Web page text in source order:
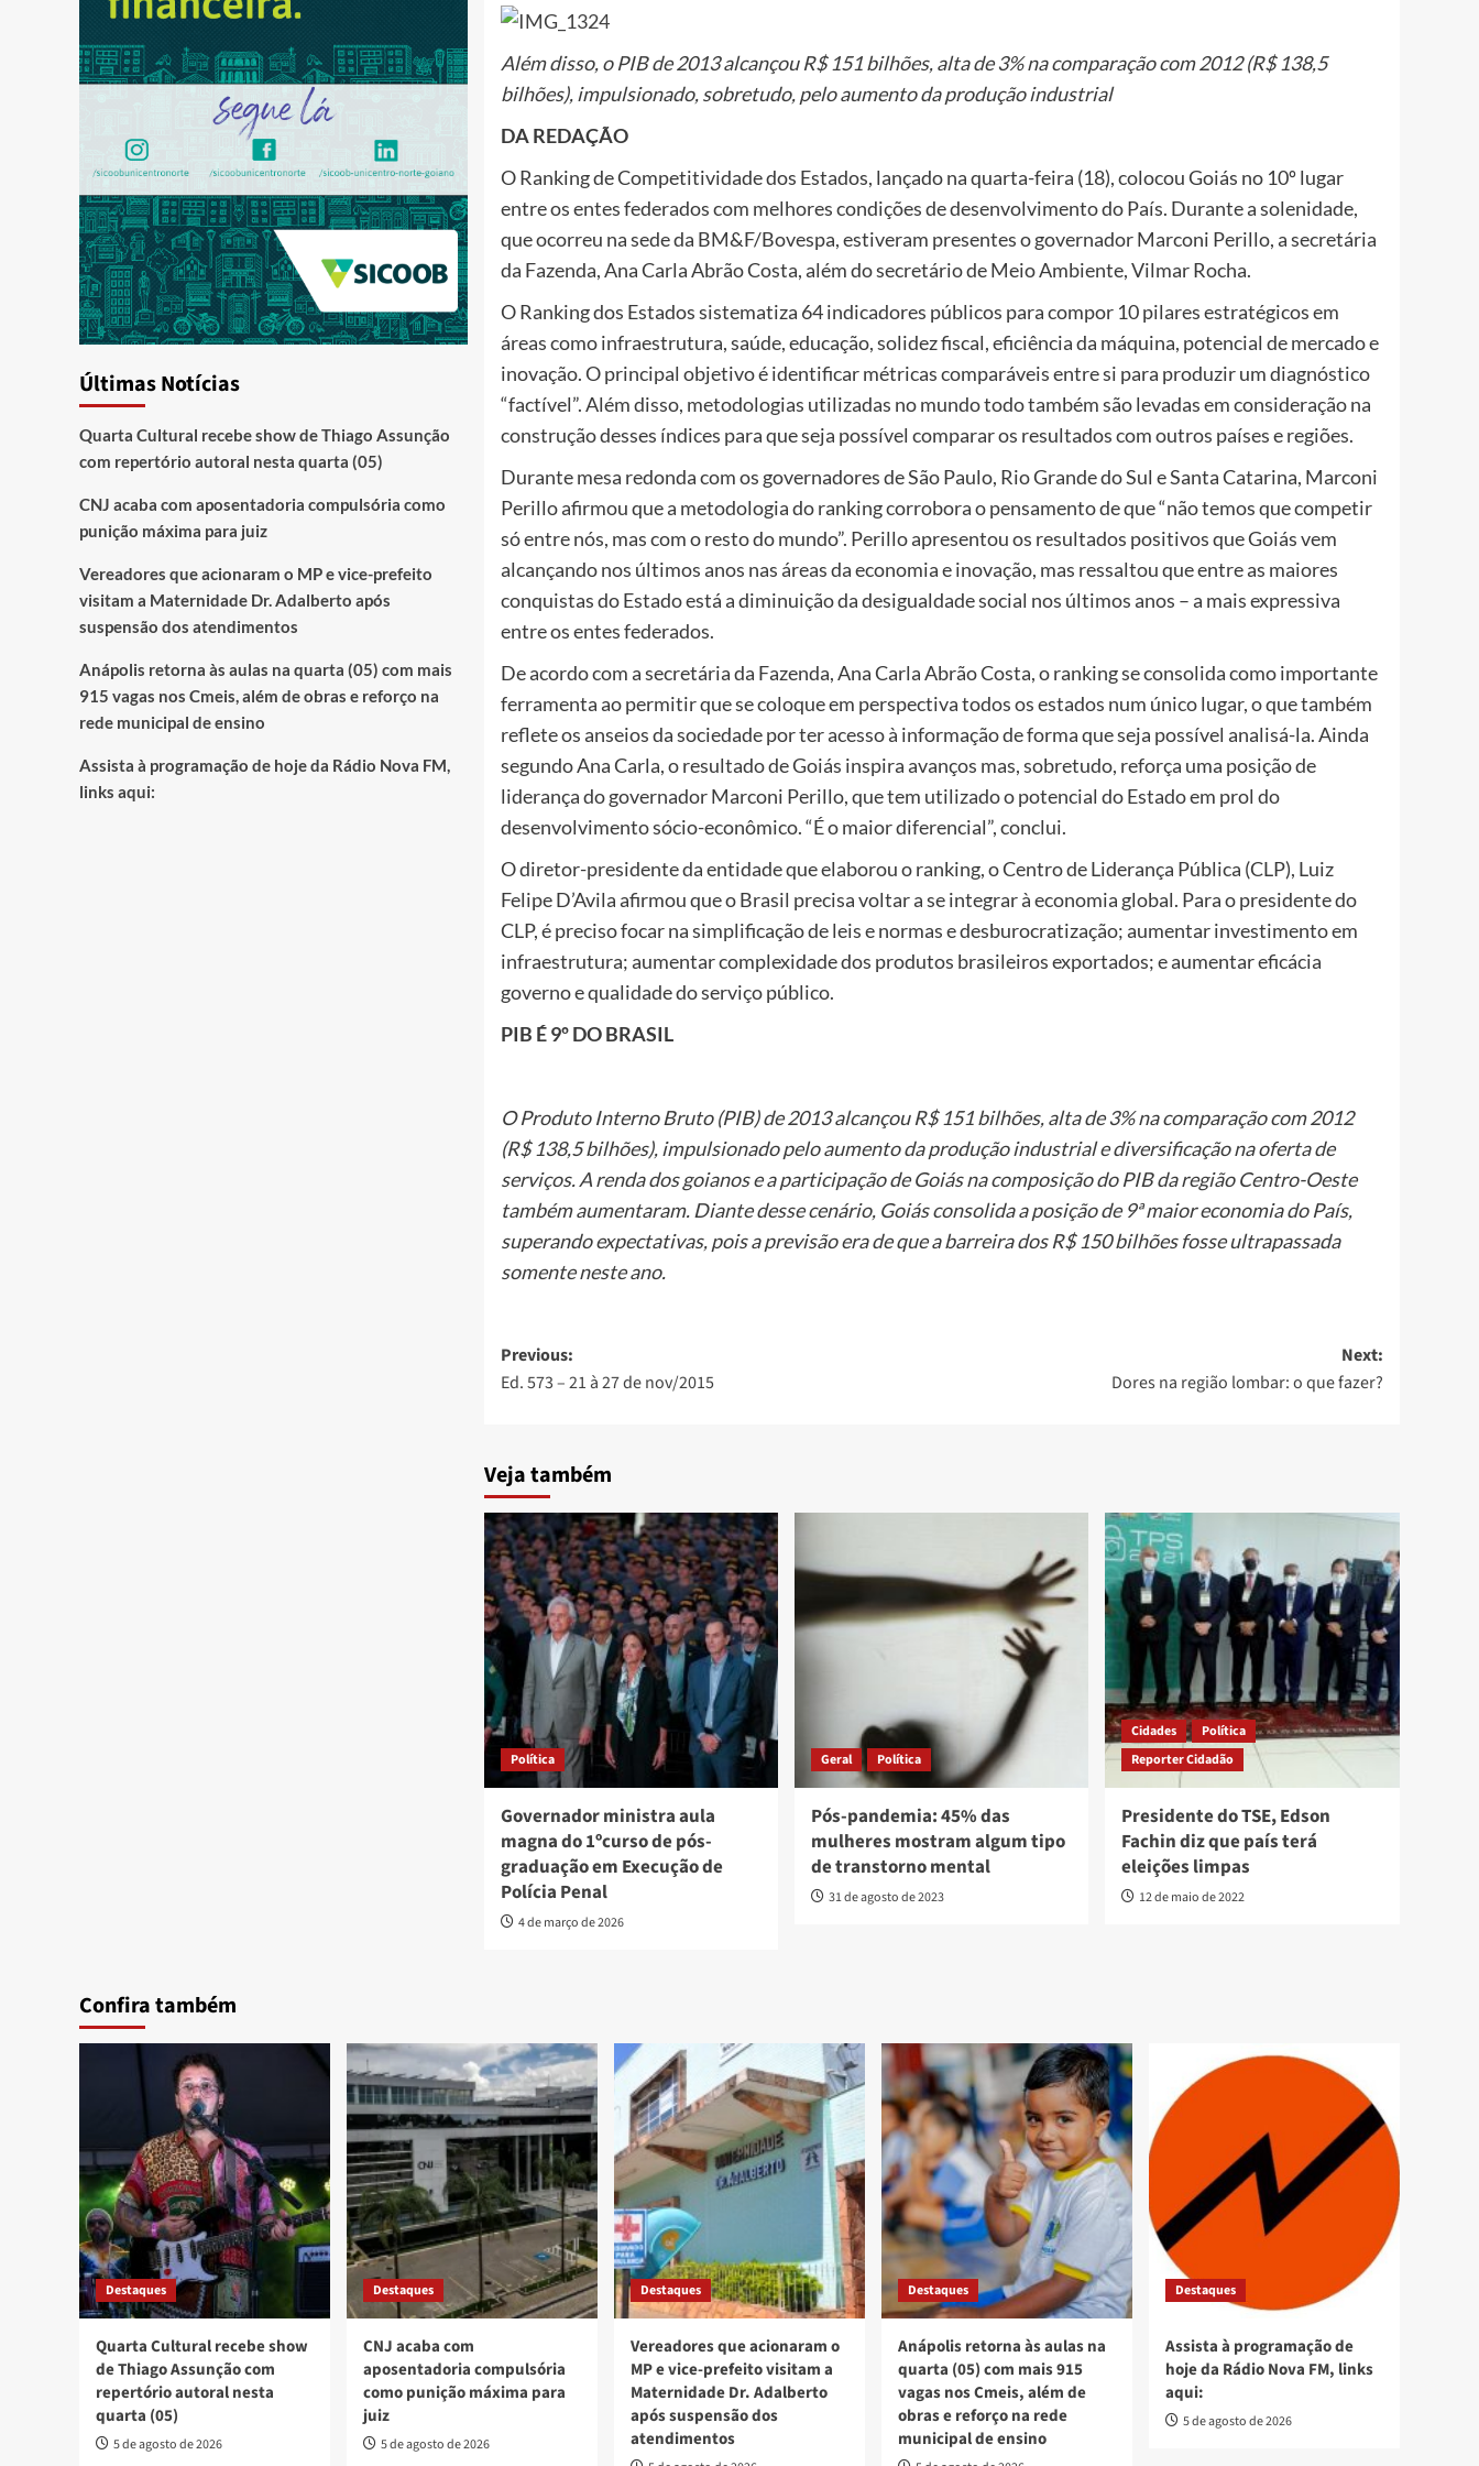
Além disso, o PIB de 2013 alcançou R$ 151 bilhões, alta de 3% na comparação com 2012 (R$ 138,5
bilhões), impulsionado, sobretudo, pelo aumento da produção industrial
DA REDAÇÃO
O Ranking de Competitividade dos Estados, lançado na quarta-feira (18), colocou Goiás no 10º lugar
entre os entes federados com melhores condições de desenvolvimento do País. Durante a solenidade,
que ocorreu na sede da BM&F/Bovespa, estiveram presentes o governador Marconi Perillo, a secretária
da Fazenda, Ana Carla Abrão Costa, além do secretário de Meio Ambiente, Vilmar Rocha.
O Ranking dos Estados sistematiza 64 indicadores públicos para compor 10 pilares estratégicos em
áreas como infraestrutura, saúde, educação, solidez fiscal, eficiência da máquina, potencial de mercado e
inovação. O principal objetivo é identificar métricas comparáveis entre si para produzir um diagnóstico
“factível”. Além disso, metodologias utilizadas no mundo todo também são levadas em consideração na
construção desses índices para que seja possível comparar os resultados com outros países e regiões.
Durante mesa redonda com os governadores de São Paulo, Rio Grande do Sul e Santa Catarina, Marconi
Perillo afirmou que a metodologia do ranking corrobora o pensamento de que “não temos que competir
só entre nós, mas com o resto do mundo”. Perillo apresentou os resultados positivos que Goiás vem
alcançando nos últimos anos nas áreas da economia e inovação, mas ressaltou que entre as maiores
conquistas do Estado está a diminuição da desigualdade social nos últimos anos – a mais expressiva
entre os entes federados.
De acordo com a secretária da Fazenda, Ana Carla Abrão Costa, o ranking se consolida como importante
ferramenta ao permitir que se coloque em perspectiva todos os estados num único lugar, o que também
reflete os anseios da sociedade por ter acesso à informação de forma que seja possível analisá-la. Ainda
segundo Ana Carla, o resultado de Goiás inspira avanços mas, sobretudo, reforça uma posição de
liderança do governador Marconi Perillo, que tem utilizado o potencial do Estado em prol do
desenvolvimento sócio-econômico. “É o maior diferencial”, conclui.
O diretor-presidente da entidade que elaborou o ranking, o Centro de Liderança Pública (CLP), Luiz
Felipe D’Avila afirmou que o Brasil precisa voltar a se integrar à economia global. Para o presidente do
CLP, é preciso focar na simplificação de leis e normas e desburocratização; aumentar investimento em
infraestrutura; aumentar complexidade dos produtos brasileiros exportados; e aumentar eficácia
governo e qualidade do serviço público.
PIB É 9º DO BRASIL
O Produto Interno Bruto (PIB) de 2013 alcançou R$ 151 bilhões, alta de 3% na comparação com 2012
(R$ 138,5 bilhões), impulsionado pelo aumento da produção industrial e diversificação na oferta de
serviços. A renda dos goianos e a participação de Goiás na composição do PIB da região Centro-Oeste
também aumentaram. Diante desse cenário, Goiás consolida a posição de 9ª maior economia do País,
superando expectativas, pois a previsão era de que a barreira dos R$ 150 bilhões fosse ultrapassada
somente neste ano.
Post
navigation
Previous:
Ed. 573 – 21 à 27 de nov/2015
Next:
Dores na região lombar: o que fazer?
Veja também
Política
Governador ministra aula
magna do 1ºcurso de pós-
graduação em Execução de
Polícia Penal
4 de março de 2026
Geral Política
Pós-pandemia: 45% das
mulheres mostram algum tipo
de transtorno mental
31 de agosto de 2023
Cidades
Política
Reporter Cidadão
Presidente do TSE, Edson
Fachin diz que país terá
eleições limpas
12 de maio de 2022
Últimas Notícias
Quarta Cultural recebe show de Thiago Assunção
com repertório autoral nesta quarta (05)
CNJ acaba com aposentadoria compulsória como
punição máxima para juiz
Vereadores que acionaram o MP e vice-prefeito
visitam a Maternidade Dr. Adalberto após
suspensão dos atendimentos
Anápolis retorna às aulas na quarta (05) com mais
915 vagas nos Cmeis, além de obras e reforço na
rede municipal de ensino
Assista à programação de hoje da Rádio Nova FM,
links aqui:
Confira também
Destaques
Quarta Cultural recebe show
de Thiago Assunção com
repertório autoral nesta
quarta (05)
5 de agosto de 2026
Destaques
CNJ acaba com
aposentadoria compulsória
como punição máxima para
juiz
5 de agosto de 2026
Destaques
Vereadores que acionaram o
MP e vice-prefeito visitam a
Maternidade Dr. Adalberto
após suspensão dos
atendimentos
Destaques
Anápolis retorna às aulas na
quarta (05) com mais 915
vagas nos Cmeis, além de
obras e reforço na rede
municipal de ensino
Destaques
Assista à programação de
hoje da Rádio Nova FM, links
aqui:
5 de agosto de 2026